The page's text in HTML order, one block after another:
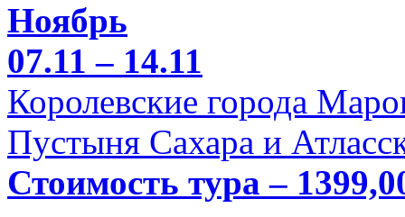
Ноябрь
07.11 – 14.11
Королевские города
Пустыня Сахара и
Стоимость тура –